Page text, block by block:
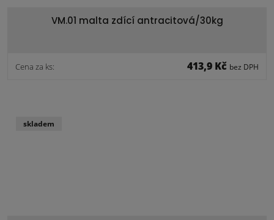
VM.01 malta zdící antracitová/30kg
Cena za ks: 413,9 Kč bez DPH
skladem